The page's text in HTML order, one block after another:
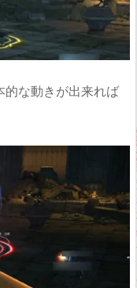
的な動きが出来れば